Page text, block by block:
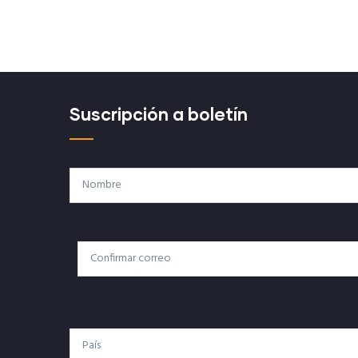
Suscripción a boletín
Nombre
Correo
Electrónico
Correo Electrónico
País